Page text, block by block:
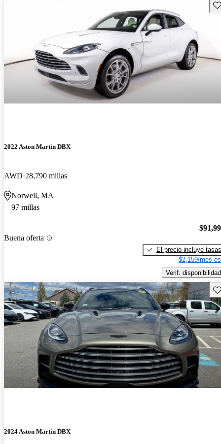
2022 Aston Martin DBX
AWD 28,790 millas
Norwell, MA
97 millas
Buena oferta
El precio incluye tasas
$2,159/mes
Verif. disponibilidad
2024 Aston Martin DBX